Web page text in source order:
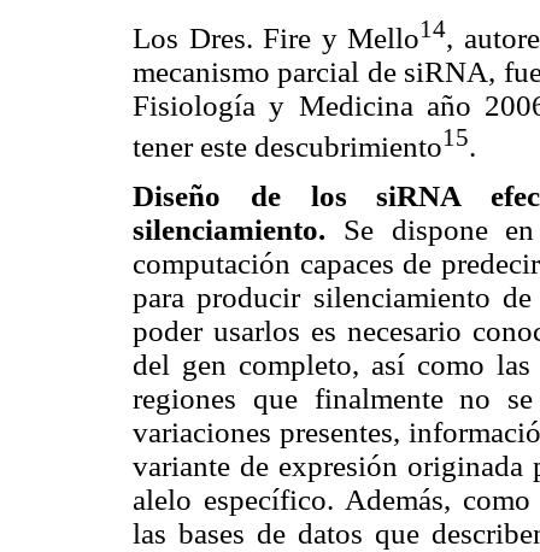
Los Dres. Fire y Mello14,
mecanismo parcial de siRNA,
Fisiología y Medicina año
tener este descubrimiento15.
Diseño de los siRNA
silenciamiento. Se dispone
computación capaces de
para producir silenciamiento
poder usarlos es necesario
del gen completo, así como
regiones que finalmente no
variaciones presentes,
variante de expresión
alelo específico. Además,
las bases de datos que